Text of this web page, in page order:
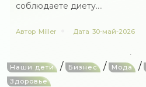
соблюдаете диету....
Автор Miller Дата 30-май-2026
Наши дети / Бизнес / Мода /
Здоровье